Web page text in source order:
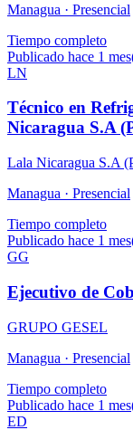
Managua · Presencial
Tiempo completo
Publicado hace 1
LN
Técnico en
Nicaragua S.A
Lala Nicaragua S.A
Managua · Presencial
Tiempo completo
Publicado hace 1
GG
Ejecutivo de
GRUPO GESEL
Managua · Presencial
Tiempo completo
Publicado hace 1
ED